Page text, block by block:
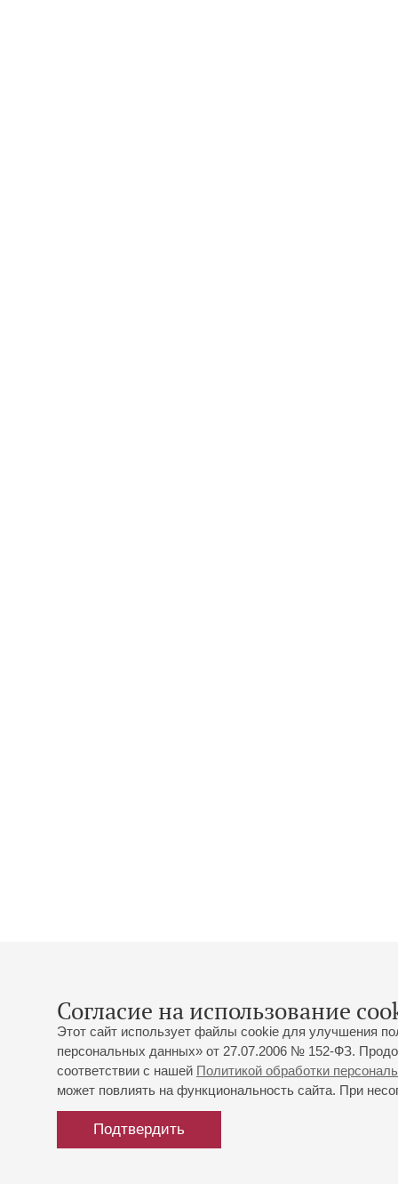
Согласие на использование
Этот сайт использует файлы cookie для улучшения
персональных данных» от 27.07.2006 № 152-ФЗ.
соответствии с нашей Политикой обработки
может повлиять на функциональность сайта. При
Подтвердить